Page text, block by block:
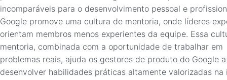
incomparáveis para o desenvolvimento pessoal e
Google promove uma cultura de mentoria, onde líderes
orientam membros menos experientes da equipe. Essa
mentoria, combinada com a oportunidade de trabalhar em
problemas reais, ajuda os gestores de produto do Google a
desenvolver habilidades práticas altamente valorizadas na